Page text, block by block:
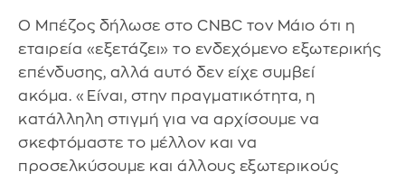
Ο Μπέζος δήλωσε στο CNBC τον Μάιο ότι η
εταιρεία «εξετάζει» το ενδεχόμενο εξωτερικής
επένδυσης, αλλά αυτό δεν είχε συμβεί
ακόμα. «Είναι, στην πραγματικότητα, η
κατάλληλη στιγμή για να αρχίσουμε να
σκεφτόμαστε το μέλλον και να
προσελκύσουμε και άλλους εξωτερικούς